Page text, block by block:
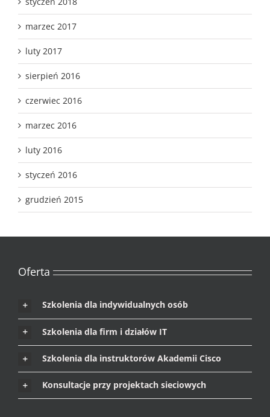
marzec 2017
luty 2017
sierpień 2016
czerwiec 2016
marzec 2016
luty 2016
styczeń 2016
grudzień 2015
Oferta
Szkolenia dla indywidualnych osób
Szkolenia dla firm i działów IT
Szkolenia dla instruktorów Akademii Cisco
Konsultacje przy projektach sieciowych